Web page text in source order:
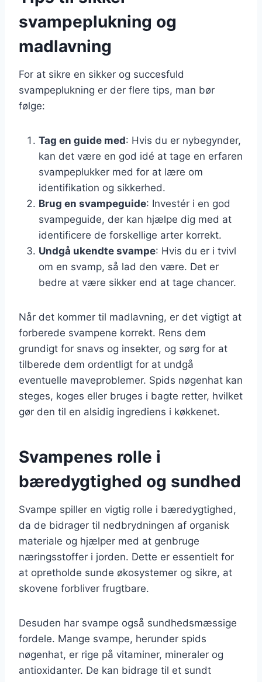
svampeplukning og
madlavning
For at sikre en sikker og succesfuld
svampeplukning er der flere tips, man bør
følge:
Tag en guide med: Hvis du er nybegynder,
kan det være en god idé at tage en erfaren
svampeplukker med for at lære om
identifikation og sikkerhed.
Brug en svampeguide: Investér i en god
svampeguide, der kan hjælpe dig med at
identificere de forskellige arter korrekt.
Undgå ukendte svampe: Hvis du er i tvivl
om en svamp, så lad den være. Det er
bedre at være sikker end at tage chancer.
Når det kommer til madlavning, er det vigtigt at
forberede svampene korrekt. Rens dem
grundigt for snavs og insekter, og sørg for at
tilberede dem ordentligt for at undgå
eventuelle maveproblemer. Spids nøgenhat kan
steges, koges eller bruges i bagte retter, hvilket
gør den til en alsidig ingrediens i køkkenet.
Svampenes rolle i
bæredygtighed og sundhed
Svampe spiller en vigtig rolle i bæredygtighed,
da de bidrager til nedbrydningen af organisk
materiale og hjælper med at genbruge
næringsstoffer i jorden. Dette er essentielt for
at opretholde sunde økosystemer og sikre, at
skovene forbliver frugtbare.
Desuden har svampe også sundhedsmæssige
fordele. Mange svampe, herunder spids
nøgenhat, er rige på vitaminer, mineraler og
antioxidanter. De kan bidrage til et sundt